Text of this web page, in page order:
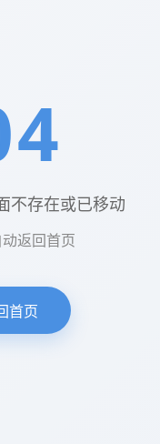
不存在或已移动
返回首页
首页